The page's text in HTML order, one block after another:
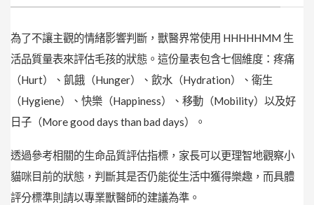
為了不讓主觀的情緒影響判斷，獸醫界常使用 HHHHHMM 生
活品質量表來評估毛孩的狀態。這份量表包含七個維度：疼痛
（Hurt）、飢餓（Hunger）、飲水（Hydration）、衛生
（Hygiene）、快樂（Happiness）、移動（Mobility）以及好
日子（More good days than bad days）。
透過參考相關的生命品質評估指標，家長可以更理智地觀察小
貓咪目前的狀態，判斷其是否仍能從生活中獲得樂趣，而具體
評分標準則請以專業獸醫師的建議為準。